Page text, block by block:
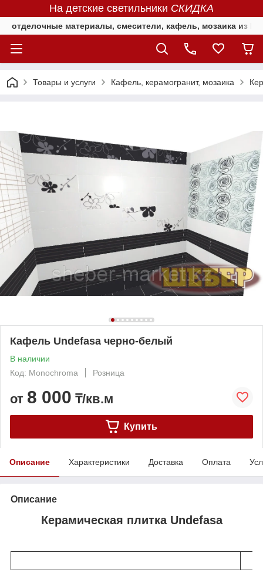
На детские светильники СКИДКА
отделочные материалы, смесители, кафель, мозаика из
Товары и услуги Кафель, керамогранит, мозаика
Кафель Undefasa черно-белый
В наличии
Код: Monochroma
Розница
от 8 000 ₸/кв.м
Купить
Описание Характеристики Доставка Оплата
Описание
Керамическая плитка Undefasa